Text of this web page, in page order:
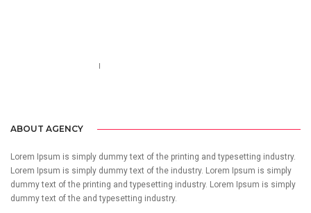
ABOUT AGENCY
Lorem Ipsum is simply dummy text of the printing and typesetting industry.
Lorem Ipsum is simply dummy text of the industry. Lorem Ipsum is simply
dummy text of the printing and typesetting industry. Lorem Ipsum is simply
dummy text of the and typesetting industry.